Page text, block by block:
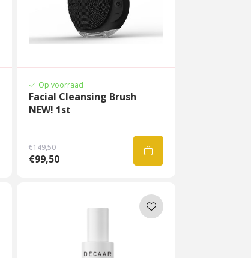
Op voorraad
Facial Cleansing Brush
NEW! 1st
€149,50
€99,50